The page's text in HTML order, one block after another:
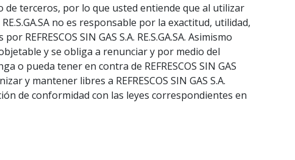
de terceros, por lo que usted entiende que al utilizar
no es responsable por la exactitud, utilidad,
SIN GAS S.A. RE.S.GA.SA. Asimismo
y se obliga a renunciar y por medio del
pueda tener en contra de REFRESCOS SIN GAS
y mantener libres a REFRESCOS SIN GAS S.A.
de conformidad con las leyes correspondientes en